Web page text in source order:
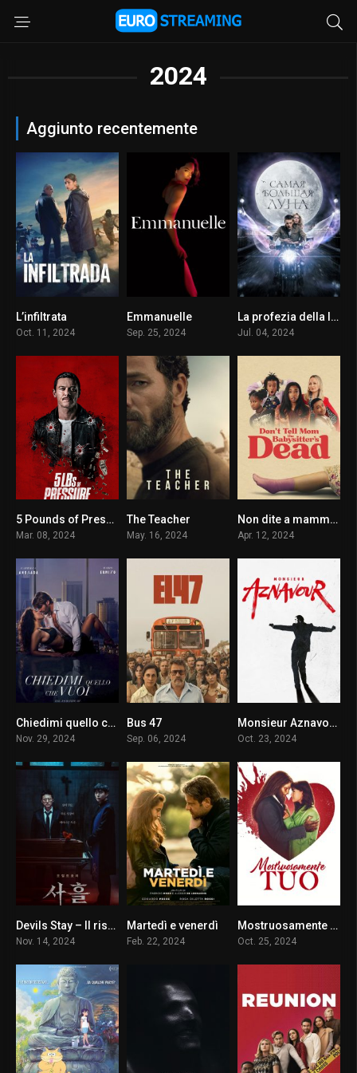
2024
Aggiunto recentemente
L’infiltrata
Oct. 11, 2024
Emmanuelle
Sep. 25, 2024
2.3La profezia della luna
Jul. 04, 2024
5.3
5 Pounds of Pressure
Mar. 08, 2024
The Teacher
May. 16, 2024
4.1Non dite a mamma che la babysitter è morta
Apr. 12, 2024
4Chiedimi quello che vuoi
Nov. 29, 2024
Bus 47
Sep. 06, 2024
7.2Monsieur Aznavour
Oct. 23, 2024
4.8Devils Stay – Il risveglio del male
Nov. 14, 2024
7.9
Martedì e venerdì
Feb. 22, 2024
6.4Mostruosamente tuo
Oct. 25, 2024